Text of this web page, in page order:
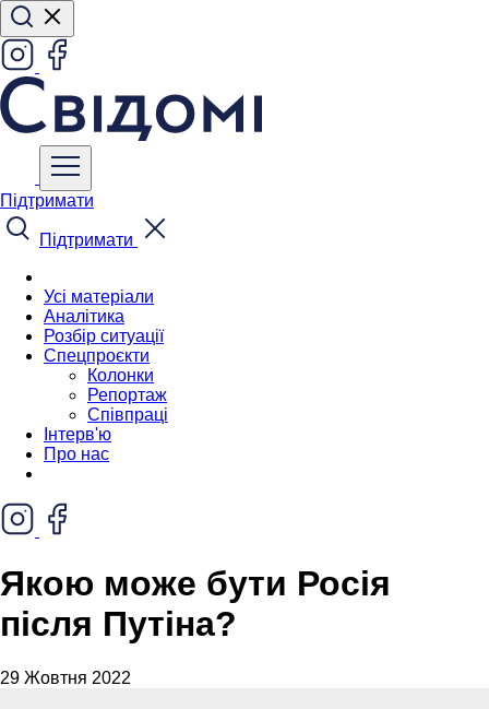
Підтримати
Підтримати
Усі матеріали
Аналітика
Розбір ситуації
Спецпроєкти
Колонки
Репортаж
Співпраці
Інтерв'ю
Про нас
Якою може бути Росія
після Путіна?
29 Жовтня 2022